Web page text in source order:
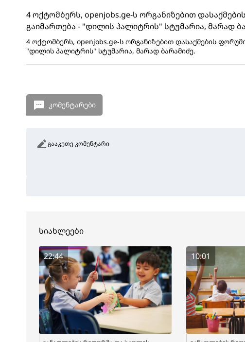
4 ოქტომბერს, openjobs.ge-ს ორგანიზებით
გაიმართება - "დილის პალიტრის" სტუმარია, მარად
4 ოქტომბერს, openjobs.ge-ს ორგანიზებით დასაქმების
"დილის პალიტრის" სტუმარია, მარად ბარამიძე.
კომენტარები
გააკეთე კომენტარი
სიახლეები
22:44 10:01